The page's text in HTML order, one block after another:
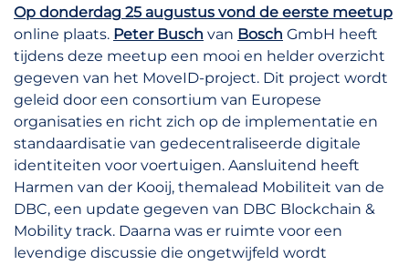
Op donderdag 25 augustus vond de eerste meetup
online plaats. Peter Busch van Bosch GmbH heeft
tijdens deze meetup een mooi en helder overzicht
gegeven van het MoveID-project. Dit project wordt
geleid door een consortium van Europese
organisaties en richt zich op de implementatie en
standaardisatie van gedecentraliseerde digitale
identiteiten voor voertuigen. Aansluitend heeft
Harmen van der Kooij, themalead Mobiliteit van de
DBC, een update gegeven van DBC Blockchain &
Mobility track. Daarna was er ruimte voor een
levendige discussie die ongetwijfeld wordt